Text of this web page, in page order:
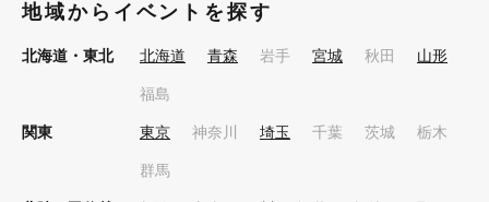
地域からイベントを探す
北海道・東北 北海道 青森 岩手 宮城 秋田 山形
福島
関東 東京 神奈川 埼玉 千葉 茨城 栃木
群馬